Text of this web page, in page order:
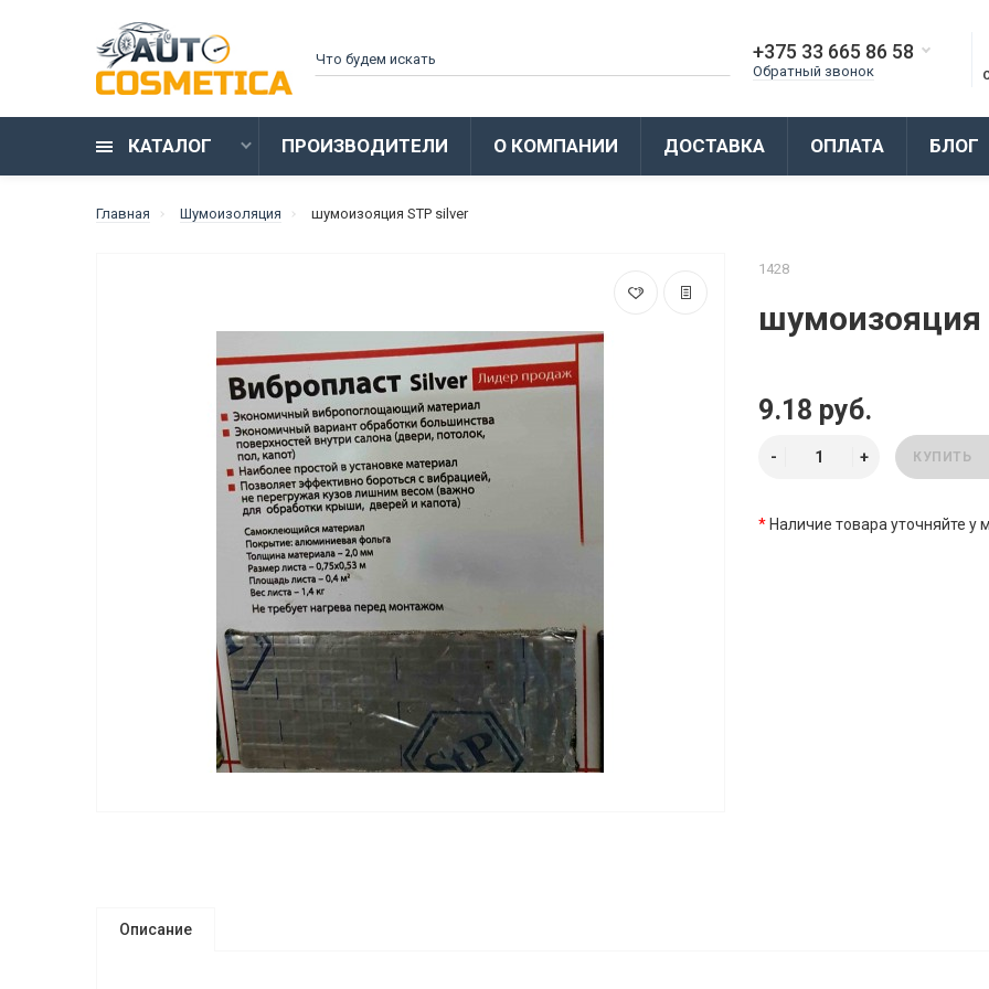
+375 33 665 86 58
Обратный звонок
КАТАЛОГ ПРОИЗВОДИТЕЛИ О КОМПАНИИ ДОСТАВКА ОПЛАТА БЛОГ
Главная Шумоизоляция шумоизояция STP silver
1428
шумоизояция
9.18 руб.
КУПИТЬ
* Наличие товара уточняйте у
Описание